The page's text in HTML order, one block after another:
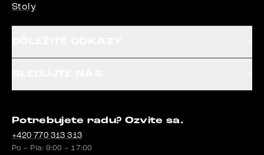
Stoly
Potrebujete radu? Ozvite sa.
+420 770 313 313
Po – Pia: 9:00 – 17:00